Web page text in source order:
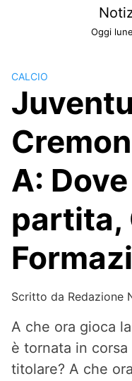
Oggi
CALCIO
A:
partita,
Scritto da Redazione
A che ora gioca
è tornata in
titolare? A che